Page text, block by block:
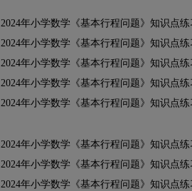
2024年小学数学《基本行程问题》知识点
2024年小学数学《基本行程问题》知识点
2024年小学数学《基本行程问题》知识点
2024年小学数学《基本行程问题》知识点
2024年小学数学《基本行程问题》知识点
2024年小学数学《基本行程问题》知识点
2024年小学数学《基本行程问题》知识点
2024年小学数学《基本行程问题》知识点